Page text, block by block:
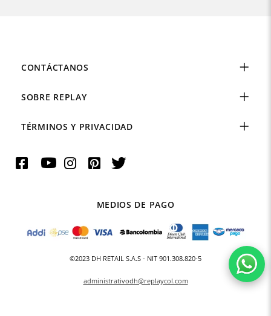
CONTÁCTANOS
SOBRE REPLAY
TÉRMINOS Y PRIVACIDAD
MEDIOS DE PAGO
©2023 DH RETAIL S.A.S - NIT 901.308.820-5
administrativodh@replaycol.com